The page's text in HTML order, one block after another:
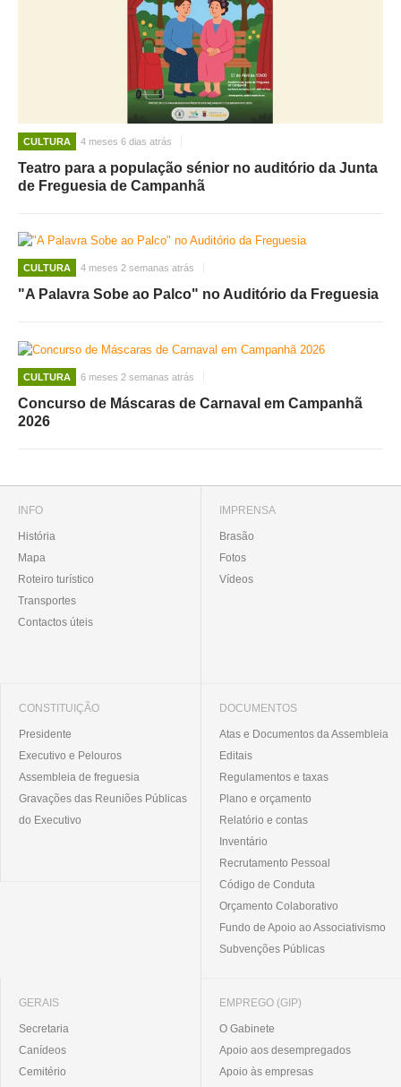
CULTURA 4 meses 6 dias atrás
Teatro para a população sénior no auditório da Junta
de Freguesia de Campanhã
CULTURA 4 meses 2 semanas atrás
"A Palavra Sobe ao Palco" no Auditório da Freguesia
CULTURA 6 meses 2 semanas atrás
Concurso de Máscaras de Carnaval em Campanhã
2026
INFO
História
Mapa
Roteiro turístico
Transportes
Contactos úteis
IMPRENSA
Brasão
Fotos
Vídeos
CONSTITUIÇÃO
Presidente
Executivo e Pelouros
Assembleia de freguesia
Gravações das Reuniões Públicas
do Executivo
DOCUMENTOS
Atas e Documentos da Assembleia
Editais
Regulamentos e taxas
Plano e orçamento
Relatório e contas
Inventário
Recrutamento Pessoal
Código de Conduta
Orçamento Colaborativo
Fundo de Apoio ao Associativismo
Subvenções Públicas
GERAIS
Secretaria
Canídeos
Cemitério
EMPREGO (GIP)
O Gabinete
Apoio aos desempregados
Apoio às empresas